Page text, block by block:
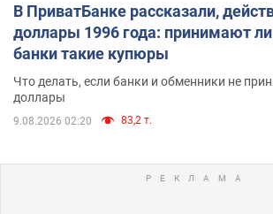
В ПриватБанке рассказали,
доллары 1996 года: принимают
банки такие купюры
Что делать, если банки и обменники не
доллары
9.08.2026 02:20 83,2 т.